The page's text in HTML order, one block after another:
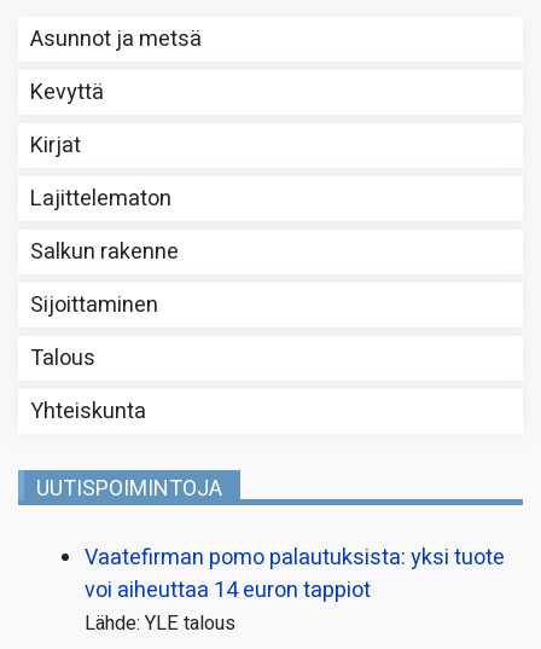
Asunnot ja metsä
Kevyttä
Kirjat
Lajittelematon
Salkun rakenne
Sijoittaminen
Talous
Yhteiskunta
UUTISPOIMINTOJA
Vaatefirman pomo palautuksista: yksi tuote
voi aiheuttaa 14 euron tappiot
Lähde: YLE talous